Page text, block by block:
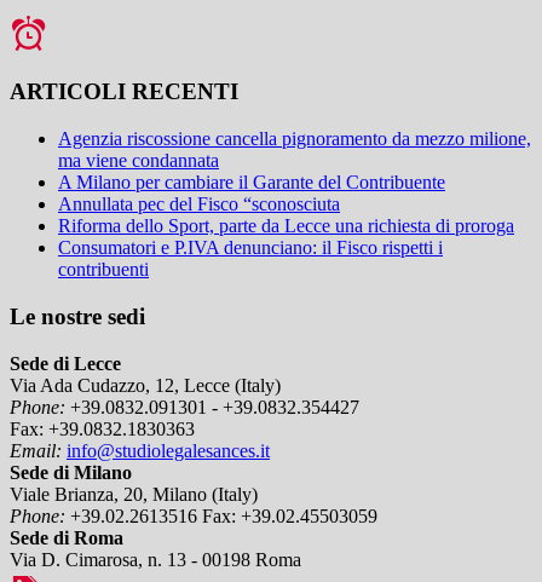
ARTICOLI RECENTI
Agenzia riscossione cancella pignoramento da mezzo milione,
ma viene condannata
A Milano per cambiare il Garante del Contribuente
Annullata pec del Fisco “sconosciuta
Riforma dello Sport, parte da Lecce una richiesta di proroga
Consumatori e P.IVA denunciano: il Fisco rispetti i
contribuenti
Le nostre sedi
Sede di Lecce
Via Ada Cudazzo, 12, Lecce (Italy)
Phone: +39.0832.091301 - +39.0832.354427
Fax: +39.0832.1830363
Email: info@studiolegalesances.it
Sede di Milano
Viale Brianza, 20, Milano (Italy)
Phone: +39.02.2613516 Fax: +39.02.45503059
Sede di Roma
Via D. Cimarosa, n. 13 - 00198 Roma